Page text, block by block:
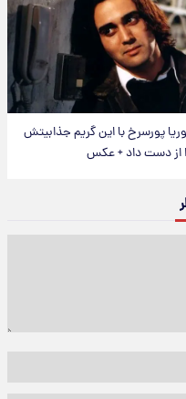
پورسرخ با این گریم جذابیتش
از دست داد + عکس